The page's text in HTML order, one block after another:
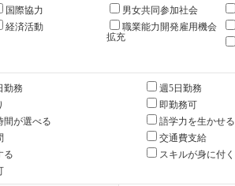
国際協力 男女共同参加社会
経済活動
職業能力開発雇用機会
拡充
勤務
週5日勤務
即勤務可
間が選べる
語学力を生かせる
交通費支給
る
スキルが身に付く